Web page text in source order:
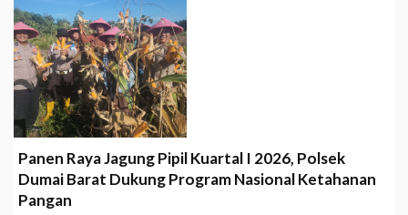
Panen Raya Jagung Pipil Kuartal I 2026, Polsek
Dumai Barat Dukung Program Nasional Ketahanan
Pangan